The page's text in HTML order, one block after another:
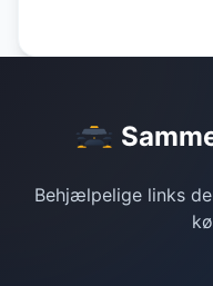
Behjælpelige links